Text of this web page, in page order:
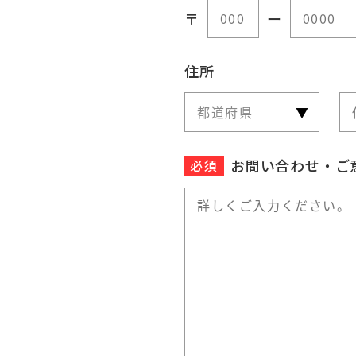
〒 ー
住所
必須 お問い合わせ・ご